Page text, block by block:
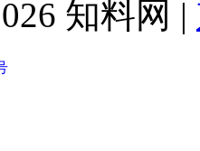
知料网 |